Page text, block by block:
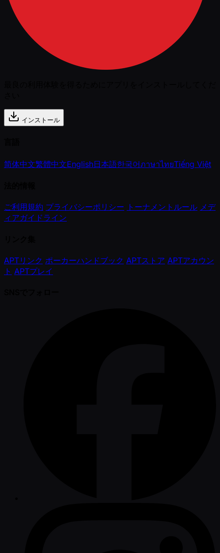
インストール
简体中文繁體中文English日本語한국어ภาษาไทยTiếng Việt
ご利用規約 プライバシーポリシー トーナメントルール メデ
ィアガイドライン
APTリンク ポーカーハンドブック APTストア APTアカウン
ト APTプレイ